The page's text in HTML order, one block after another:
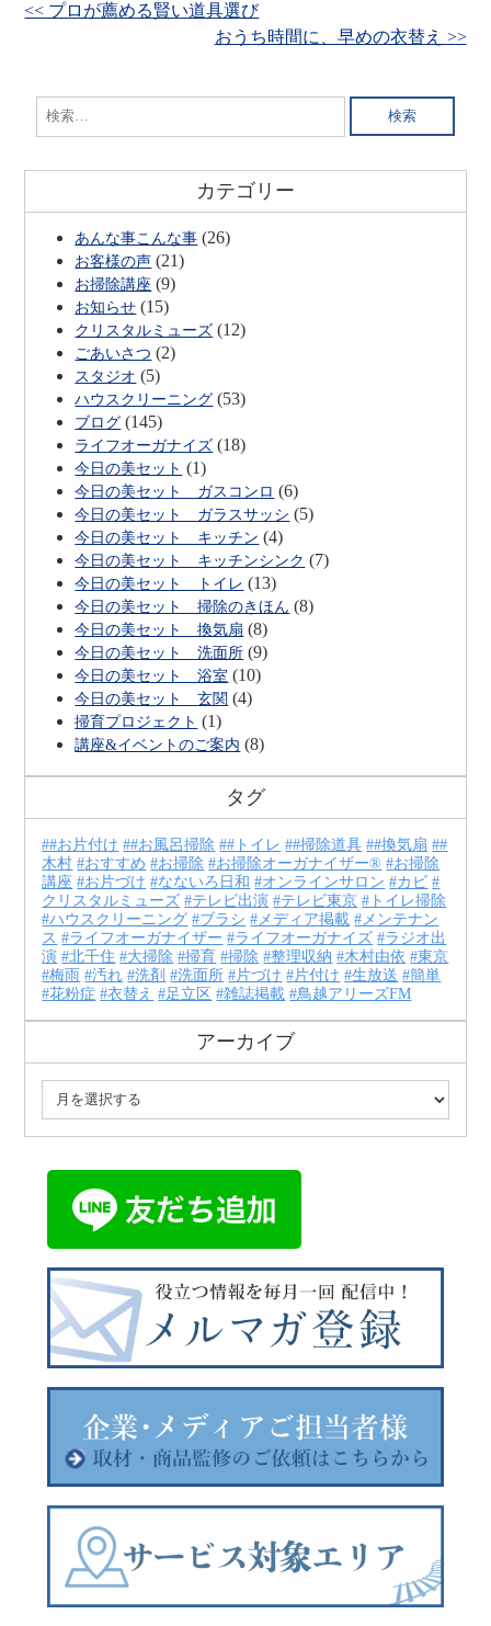
<< プロが薦める賢い道具選び
おうち時間に、早めの衣替え >>
検
索:
カテゴリー
あんな事こんな事 (26)
お客様の声 (21)
お掃除講座 (9)
お知らせ (15)
クリスタルミューズ (12)
ごあいさつ (2)
スタジオ (5)
ハウスクリーニング (53)
ブログ (145)
ライフオーガナイズ (18)
今日の美セット (1)
今日の美セット ガスコンロ (6)
今日の美セット ガラスサッシ (5)
今日の美セット キッチン (4)
今日の美セット キッチンシンク (7)
今日の美セット トイレ (13)
今日の美セット 掃除のきほん (8)
今日の美セット 換気扇 (8)
今日の美セット 洗面所 (9)
今日の美セット 浴室 (10)
今日の美セット 玄関 (4)
掃育プロジェクト (1)
講座&イベントのご案内 (8)
タグ
#お片付け #お風呂掃除 #トイレ #掃除道具 #換気扇
#
木村
おすすめ お掃除 お掃除オーガナイザー®
お掃除
講座
お片づけ なないろ日和 オンラインサロン
カビ
クリスタルミューズ
テレビ出演 テレビ東京
トイレ掃除
ハウスクリーニング
ブラシ メディア掲載
メンテナン
ス
ライフオーガナイザー ライフオーガナイズ
ラジオ出
演
北千住 大掃除 掃育 掃除 整理収納 木村由依
東京
梅雨
汚れ 洗剤 洗面所 片づけ 片付け 生放送
簡単
花粉症
衣替え 足立区 雑誌掲載 鳥越アリーズFM
アーカイブ